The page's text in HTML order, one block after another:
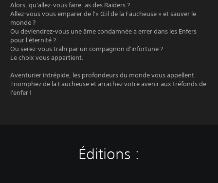
Alors, qu'allez-vous faire, as des Raiders ?
Allez-vous vous emparer de l'« Œil de la Faucheuse » et sauver le
monde ?
Ou deviendrez-vous une âme condamnée à errer dans les Enfers
pour l'éternité ?
Ou serez-vous trahi par un compagnon d'infortune ?
Le choix vous appartient.
Aventurier intrépide, les profondeurs du monde vous appellent.
Triomphez de la Faucheuse et arrachez votre avenir aux tréfonds de
l'enfer !
Éditions :